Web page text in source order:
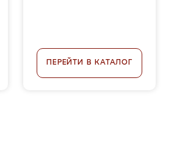
ПЕРЕЙТИ В КАТАЛОГ